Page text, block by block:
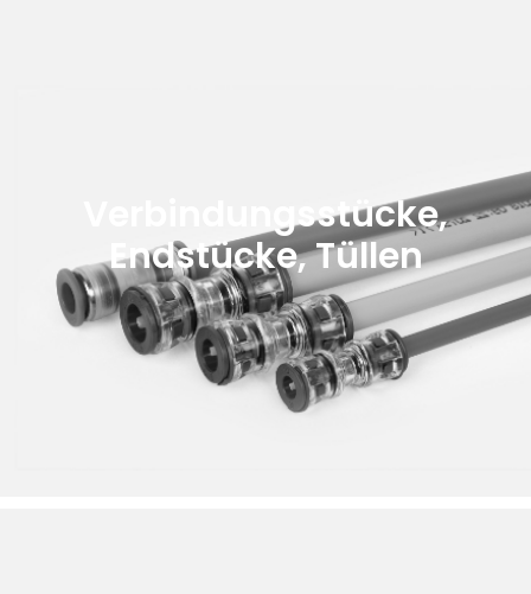
Verbindungsstücke,
Endstücke, Tüllen